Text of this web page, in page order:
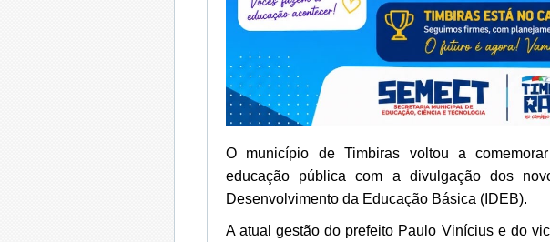
O município de Timbiras voltou a
educação pública com a divulgação dos
Desenvolvimento da Educação Básica (IDEB).
A atual gestão do prefeito Paulo Vinícius e do